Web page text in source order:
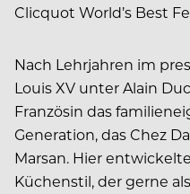
Clicquot World’s Best
Nach Lehrjahren im
Louis XV unter Alain
Französin das
Generation, das Chez
Marsan. Hier
Küchenstil, der gerne